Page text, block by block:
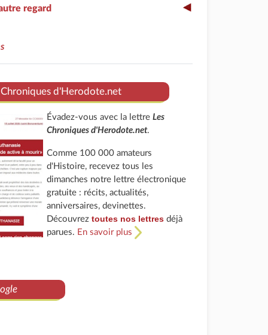
regard
Chroniques d'Herodote.net
Évadez-vous avec la lettreLes
Chroniques d'Herodote.net.
Comme 100 000 amateurs
d'Histoire, recevez tous les
dimanches notre lettre électronique
gratuite : récits, actualités,
anniversaires, devinettes.
Découvreztoutes nos lettres déjà
parues. En savoir plus